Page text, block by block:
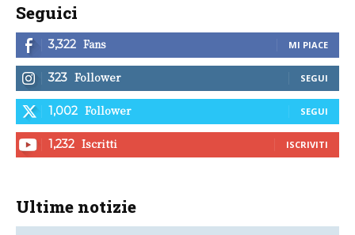
Seguici
3,322 Fans MI PIACE
323 Follower SEGUI
1,002 Follower SEGUI
1,232 Iscritti ISCRIVITI
Ultime notizie